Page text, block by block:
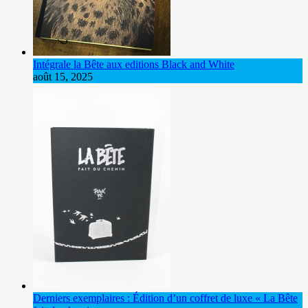
Intégrale la Bête aux editions Black and White
août 15, 2025
Derniers exemplaires : Édition d’un coffret de luxe « La Bête